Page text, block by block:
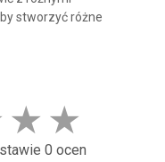
stworzyć różne
★ ★
0 ocen